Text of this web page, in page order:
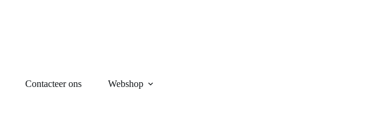
Contacteer ons Webshop